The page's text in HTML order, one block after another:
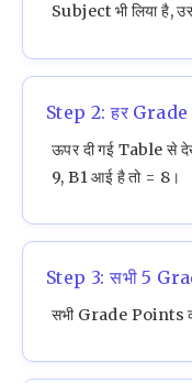
Subject भी लिया है,
Step 2: हर
ऊपर दी गई Table से
9, B1 आई है तो = 8।
Step 3: सभी 5
सभी Grade Points